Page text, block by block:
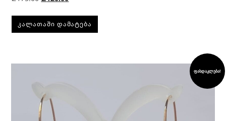
ᲙᲐᲚᲐᲗᲐᲨᲘ ᲓᲐᲛᲐᲢᲔᲑᲐ
ფასდაკლება!